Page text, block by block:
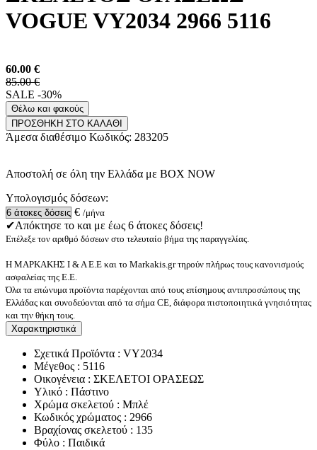
VOGUE VY2034 2966 5116
60.00 €
85.00 €
SALE -30%
Θέλω και φακούς
ΠΡΟΣΘΗΚΗ ΣΤΟ ΚΑΛΑΘΙ
Άμεσα διαθέσιμο Κωδικός: 283205
Αποστολή σε όλη την Ελλάδα με BOX NOW
Υπολογισμός δόσεων:
€ /μήνα
✔Απόκτησε το και με έως 6 άτοκες δόσεις!
Επέλεξε τον αριθμό δόσεων στο τελευταίο βήμα της παραγγελίας.
Η ΜΑΡΚΑΚΗΣ Ι & Α Ε.Ε και το Markakis.gr τηρούν πλήρως τους κανονισμούς
ασφαλείας της Ε.Ε.
Όλα τα επώνυμα προϊόντα παρέχονται από τους επίσημους αντιπροσώπους της
Ελλάδας και συνοδεύονται από τα σήμα CE, διάφορα πιστοποιητικά γνησιότητας
και την θήκη τους.
Χαρακτηριστικά
Σχετικά Προϊόντα : VY2034
Μέγεθος : 5116
Οικογένεια : ΣΚΕΛΕΤΟΙ ΟΡΑΣΕΩΣ
Υλικό : Πάστινο
Χρώμα σκελετού : Μπλέ
Κωδικός χρώματος : 2966
Βραχίονας σκελετού : 135
Φύλο : Παιδικά